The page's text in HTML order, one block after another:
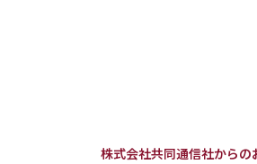
株式会社共同通信社からの